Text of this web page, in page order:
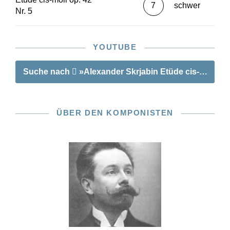
Nr. 5
7 schwer
YOUTUBE
Suche nach »Alexander Skrjabin Etüde cis-moll op.
ÜBER DEN KOMPONISTEN